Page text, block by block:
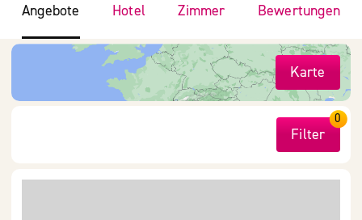
Angebote Hotel Zimmer Bewertungen
Karte
Filter
0